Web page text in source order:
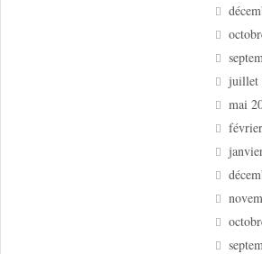
juillet
mai